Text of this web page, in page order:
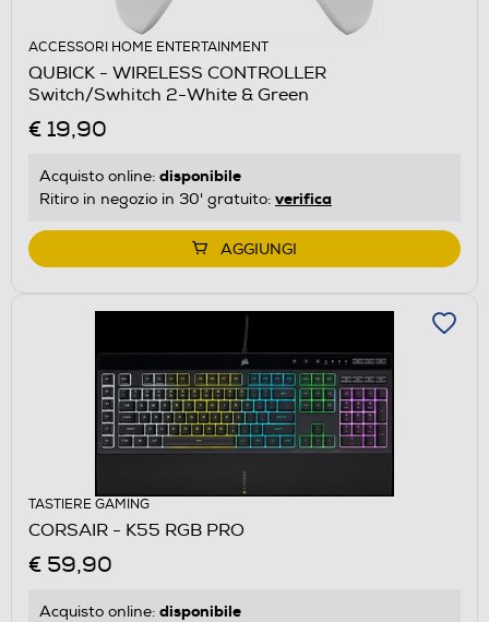
ACCESSORI HOME ENTERTAINMENT
QUBICK - WIRELESS CONTROLLER
Switch/Swhitch 2-White & Green
€ 19,90
Acquisto online: disponibile
Ritiro in negozio in 30' gratuito: verifica
AGGIUNGI
TASTIERE GAMING
CORSAIR - K55 RGB PRO
€ 59,90
Acquisto online: disponibile